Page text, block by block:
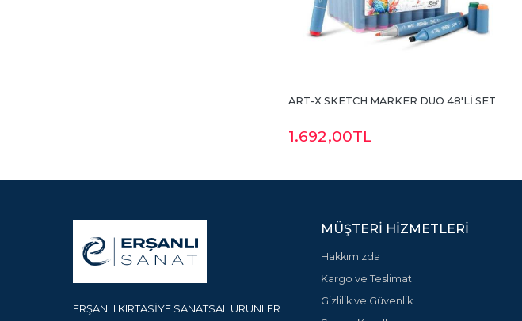
ART-X SKETCH MARKER DUO 48'Lİ SET
1.692,00TL
ERŞANLI KIRTASİYE SANATSAL ÜRÜNLER
MÜŞTERI HIZMETLERI
Hakkımızda
Kargo ve Teslimat
Gizlilik ve Güvenlik